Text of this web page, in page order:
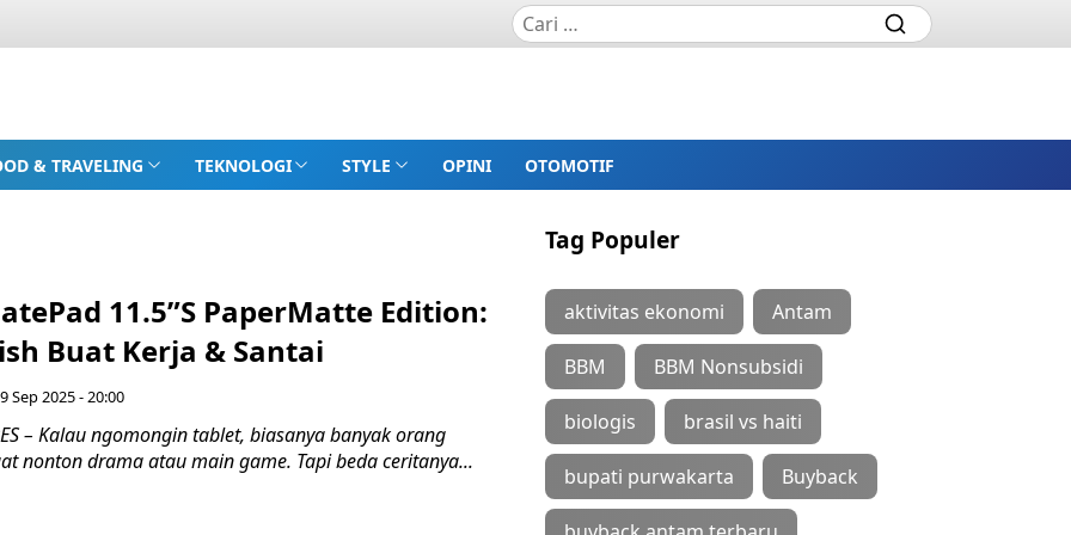
& TRAVELING TEKNOLOGI STYLE OPINI OTOMOTIF
11.5”S PaperMatte Edition:
Buat Kerja & Santai
Sep 2025 - 20:00
– Kalau ngomongin tablet, biasanya banyak orang
nonton drama atau main game. Tapi beda ceritanya...
Tag Populer
aktivitas ekonomi Antam
BBM BBM Nonsubsidi
biologis brasil vs haiti
bupati purwakarta Buyback